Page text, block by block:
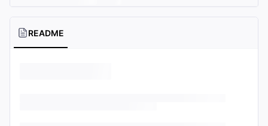
README